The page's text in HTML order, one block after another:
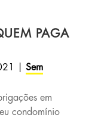
PAGA
Sem
em
condomínio